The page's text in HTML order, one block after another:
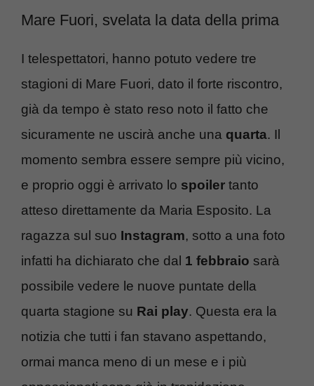
Mare Fuori, svelata la data della prima
I telespettatori, hanno potuto vedere tre
stagioni di Mare Fuori, dato il forte riscontro,
già da tempo è stato reso noto il fatto che
sicuramente ne uscirà anche una quarta. Il
momento sembra essere sempre più vicino,
e proprio oggi è arrivato lo spoiler tanto
atteso direttamente da Maria Esposito. La
ragazza sul suo Instagram, sotto a una foto
infatti ha dichiarato che dal 1 febbraio sarà
possibile vedere le nuove puntate della
quarta stagione su Rai play. Questa era la
notizia che tutti i fan stavano aspettando,
ormai manca meno di un mese e i più